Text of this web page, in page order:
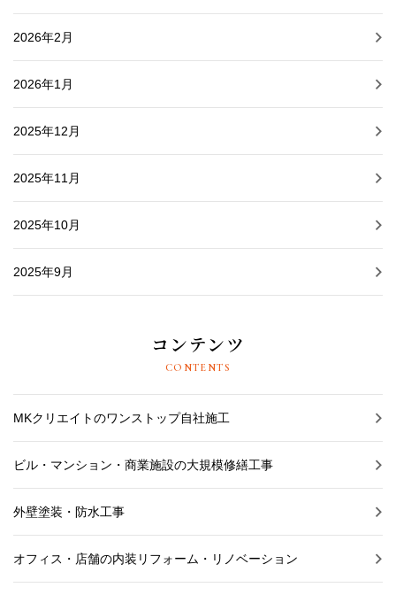
2026年2月
2026年1月
2025年12月
2025年11月
2025年10月
2025年9月
コンテンツ
CONTENTS
MKクリエイトのワンストップ自社施工
ビル・マンション・商業施設の大規模修繕工事
外壁塗装・防水工事
オフィス・店舗の内装リフォーム・リノベーション